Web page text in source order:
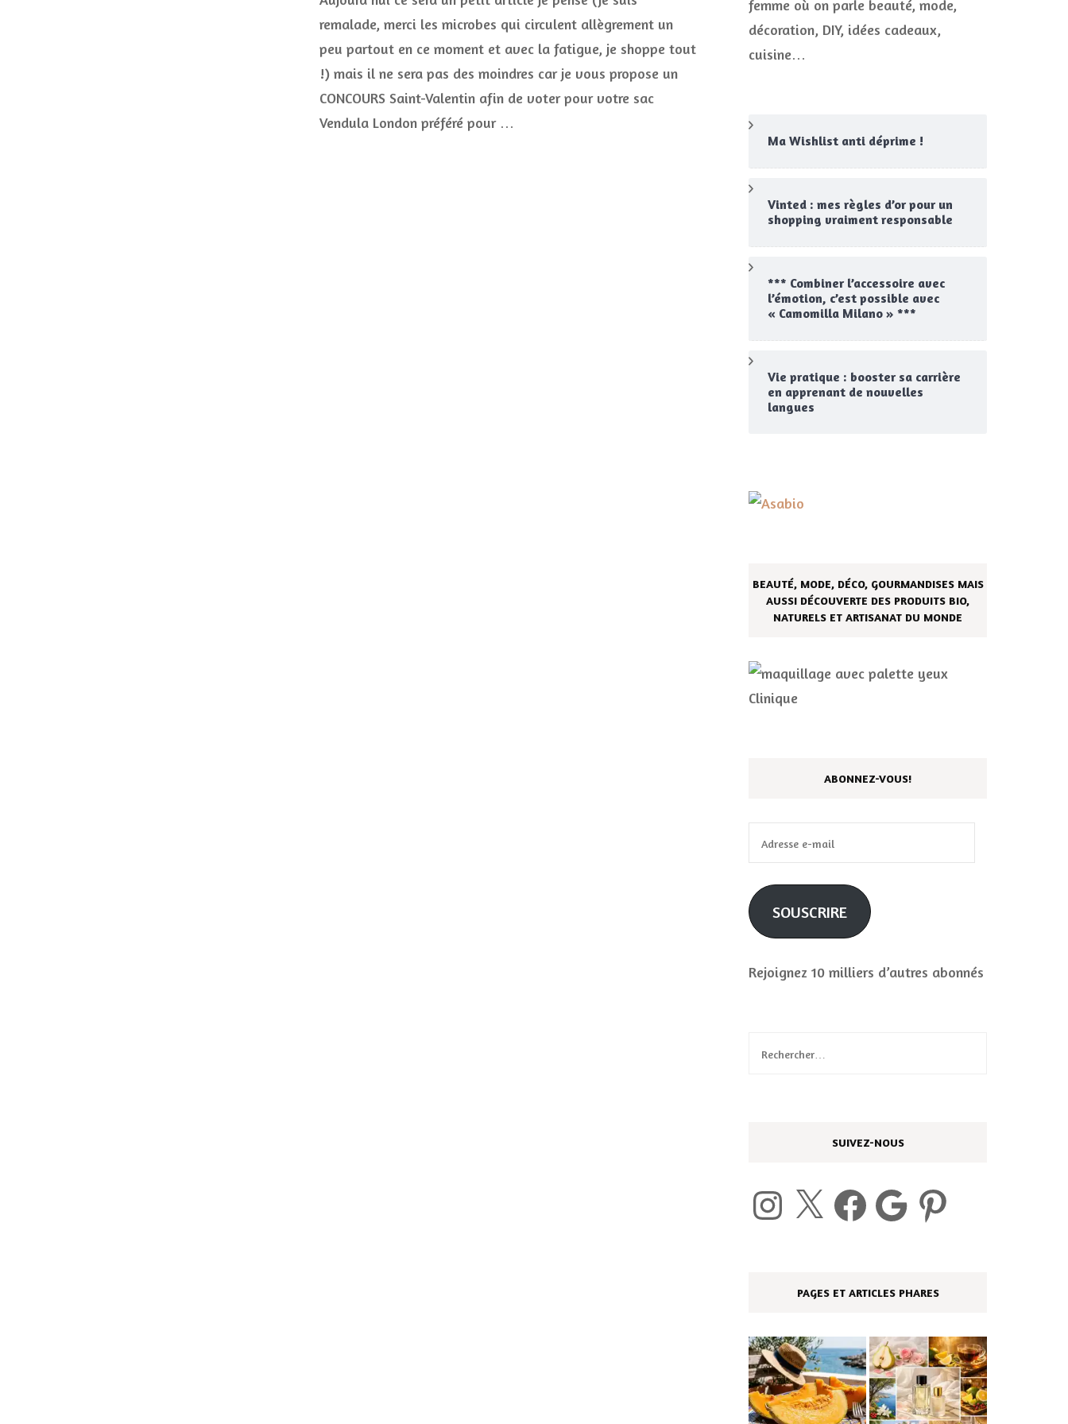
JEUX CONCOURS
Vendula
London
remalade, merci les microbes qui circulent allègrement un
peu partout en ce moment et avec la fatigue, je shoppe tout
!) mais il ne sera pas des moindres car je vous propose un
CONCOURS Saint-Valentin afin de voter pour votre sac
Vendula London préféré pour …
femme où on parle beauté, mode,
décoration, DIY, idées cadeaux,
cuisine…
Ma Wishlist anti déprime !
Vinted : mes règles d’or pour un
shopping vraiment responsable
*** Combiner l’accessoire avec
l’émotion, c’est possible avec
« Camomilla Milano » ***
Vie pratique : booster sa carrière
en apprenant de nouvelles
langues
BEAUTÉ, MODE, DÉCO, GOURMANDISES MAIS
AUSSI DÉCOUVERTE DES PRODUITS BIO,
NATURELS ET ARTISANAT DU MONDE
ABONNEZ-VOUS!
e-
mail
SOUSCRIRE
Rejoignez 10 milliers d’autres abonnés
Rechercher :
SUIVEZ-NOUS
Instagram Facebook Google Pinterest
PAGES ET ARTICLES PHARES